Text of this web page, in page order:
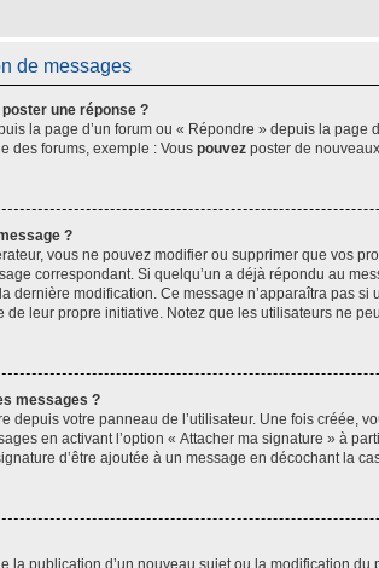
de messages
une réponse ?
la page d’un forum ou « Répondre » depuis la
des forums, exemple : Vous pouvez poster de
?
vous ne pouvez modifier ou supprimer que vos
correspondant. Si quelqu’un a déjà répondu au
dernière modification. Ce message n’apparaîtra pas
de leur propre initiative. Notez que les utilisateurs ne
messages ?
depuis votre panneau de l’utilisateur. Une fois créée,
en activant l’option « Attacher ma signature » à
d’être ajoutée à un message en décochant la
la publication d’un nouveau sujet ou la modification